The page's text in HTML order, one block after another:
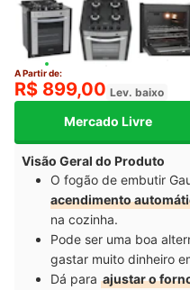
A Partir de:
R$ 899,00 Lev. baixo
Mercado Livre
Visão Geral do Produto
O fogão de embutir
acendimento
na cozinha.
Pode ser uma boa
gastar muito dinheiro
Dá para ajustar o